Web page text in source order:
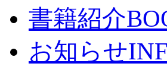
書籍紹介
お知らせ